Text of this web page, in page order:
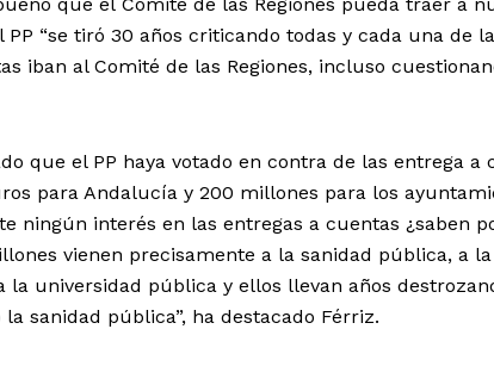
“se tiró 30 años criticando todas y cada una de
iban al Comité de las Regiones, incluso
que el PP haya votado en contra de las entrega a
para Andalucía y 200 millones para los
ningún interés en las entregas a cuentas ¿saben
vienen precisamente a la sanidad pública, a
la universidad pública y ellos llevan años
sanidad pública”, ha destacado Férriz.